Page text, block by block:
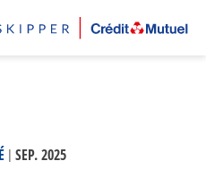
| SEP. 2025